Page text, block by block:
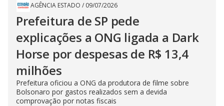
AGÊNCIA ESTADO / 09/07/2026
Prefeitura de SP pede
explicações a ONG ligada a Dark
Horse por despesas de R$ 13,4
milhões
Prefeitura oficiou a ONG da produtora de filme sobre
Bolsonaro por gastos realizados sem a devida
comprovação por notas fiscais